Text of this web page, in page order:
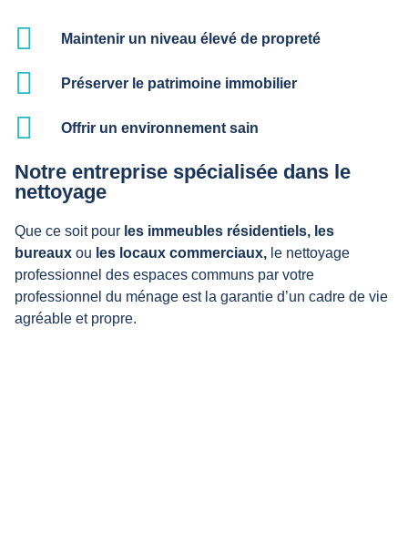
Maintenir un niveau élevé de propreté
Préserver le patrimoine immobilier
Offrir un environnement sain
Notre entreprise spécialisée dans le
nettoyage
Que ce soit pour les immeubles résidentiels, les
bureaux ou les locaux commerciaux, le nettoyage
professionnel des espaces communs par votre
professionnel du ménage est la garantie d’un cadre de vie
agréable et propre.